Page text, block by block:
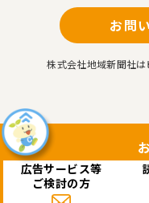
お問
株式会社地域新聞社は
Copyright© 株式
このサイトはreCAPTCHAによっ
広告サービス等
ご検討の方